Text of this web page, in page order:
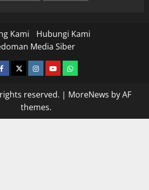
Kami
Hubungi Kami
Media Siber
facebooktwitterinstagram.com
youtubewhatsapp
reserved. | MoreNews by AF
themes.